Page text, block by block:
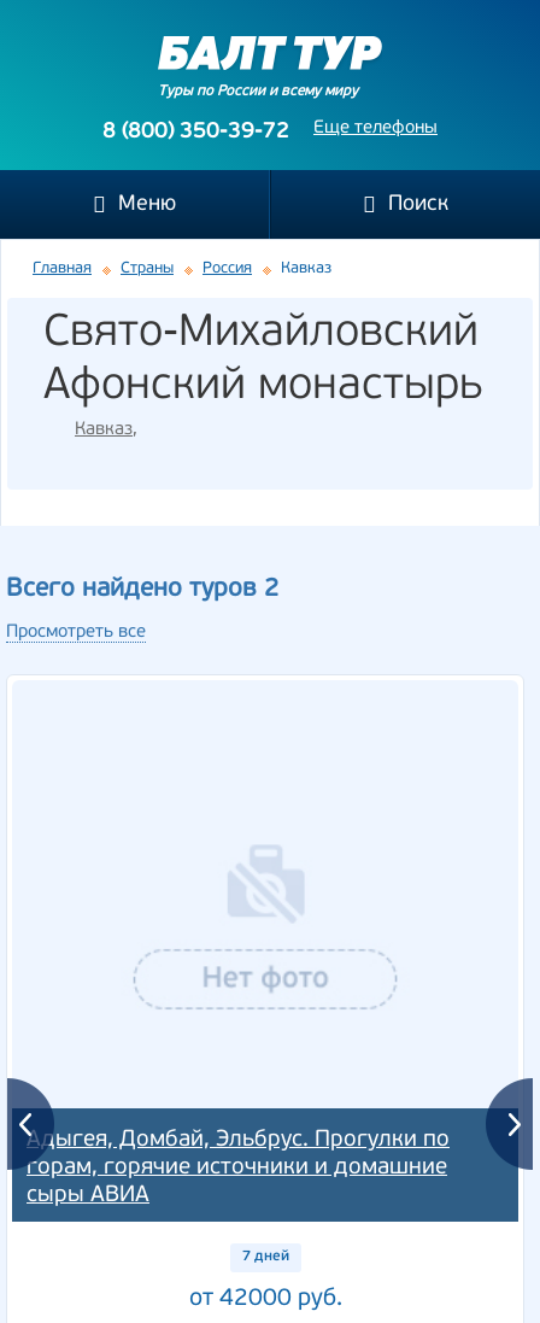
Туры по России и всему миру
Еще телефоны
8 (800) 350-39-72
Меню Поиск
Главная Страны Россия Кавказ
Свято-Михайловский
Афонский монастырь
Кавказ,
Всего найдено туров 2
Просмотреть все
Адыгея, Домбай, Эльбрус. Прогулки по
горам, горячие источники и домашние
сыры АВИА
7 дней
от 42000 руб.